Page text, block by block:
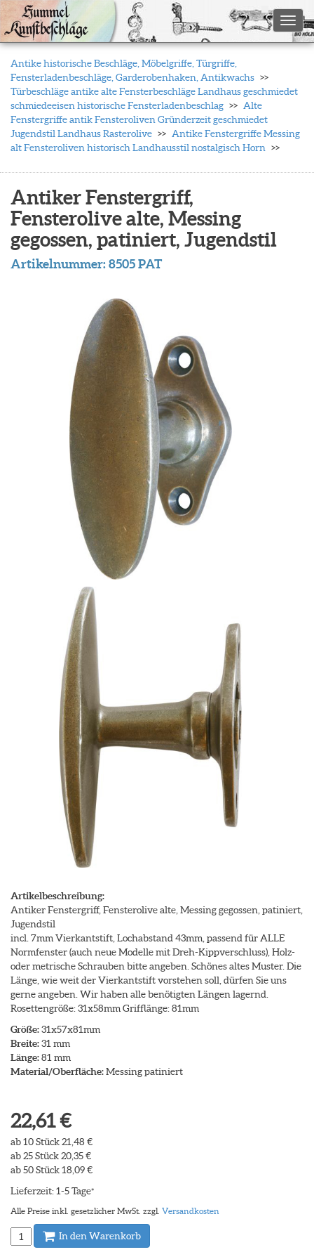
Antike historische Beschläge, Möbelgriffe, Türgriffe,
Fensterladenbeschläge, Garderobenhaken, Antikwachs
Türbeschläge antike alte Fensterbeschläge Landhaus geschmiedet
schmiedeeisen historische Fensterladenbeschlag
Alte
Fenstergriffe antik Fensteroliven Gründerzeit geschmiedet
Jugendstil Landhaus Rasterolive
Antike Fenstergriffe Messing
alt Fensteroliven historisch Landhausstil nostalgisch Horn
Antiker Fenstergriff,
Fensterolive alte, Messing
gegossen, patiniert, Jugendstil
Artikelnummer:8505 PAT
Artikelbeschreibung:
Antiker Fenstergriff, Fensterolive alte, Messing gegossen, patiniert,
Jugendstil
incl. 7mm Vierkantstift, Lochabstand 43mm, passend für ALLE
Normfenster (auch neue Modelle mit Dreh-Kippverschluss), Holz-
oder metrische Schrauben bitte angeben. Schönes altes Muster. Die
Länge, wie weit der Vierkantstift vorstehen soll, dürfen Sie uns
gerne angeben. Wir haben alle benötigten Längen lagernd.
Rosettengröße: 31x58mm Grifflänge: 81mm
Größe:31x57x81mm
Breite:31 mm
Länge:81 mm
Material/Oberfläche:Messing patiniert
22,61 €
ab 10 Stück 21,48 €
ab 25 Stück 20,35 €
ab 50 Stück 18,09 €
Lieferzeit: 1-5 Tage*
Alle Preise inkl. gesetzlicher MwSt. zzgl. Versandkosten
In den Warenkorb